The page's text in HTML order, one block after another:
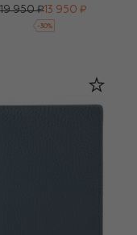
19 950 ₽ 13 950 ₽
-30%